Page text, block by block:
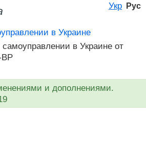
Укр Рус
в Украине
в Украине от
ВР
и дополнениями.